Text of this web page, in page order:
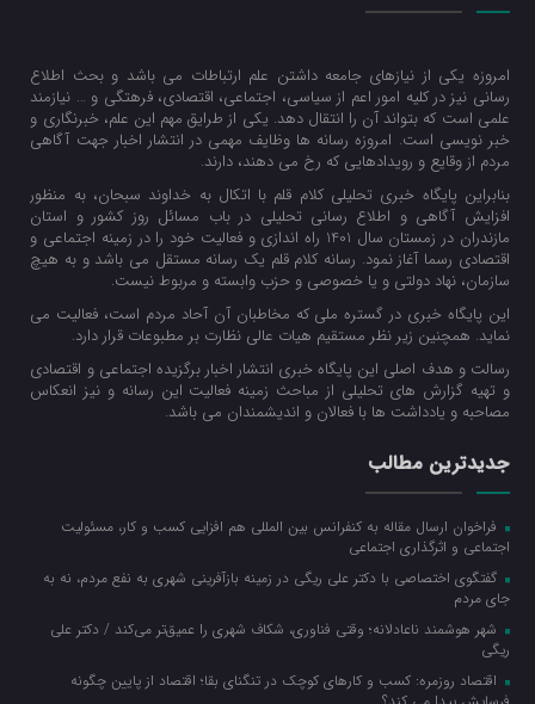
امروزه یکی از نیازهای جامعه داشتن علم ارتباطات می باشد و بحث اطلاع
رسانی نیز در کلیه امور اعم از سیاسی، اجتماعی، اقتصادی، فرهتگی و … نیازمند
علمی است که بتواند آن را انتقال دهد. یکی از طرایق مهم این علم، خبرنگاری و
خبر نویسی است. امروزه رسانه ها وظایف مهمی در انتشار اخبار جهت آگاهی
مردم از وقایع و رویدادهایی که رخ می دهند، دارند.
بنابراین پایگاه خبری تحلیلی کلام قلم با اتکال به خداوند سبحان، به منظور
افزایش آگاهی و اطلاع رسانی تحلیلی در باب مسائل روز کشور و استان
مازندران در زمستان سال 1401 راه اندازی و فعالیت خود را در زمینه اجتماعی و
اقتصادی رسما آغاز نمود. رسانه کلام قلم یک رسانه مستقل می باشد و به هیچ
سازمان، نهاد دولتی و یا خصوصی و حزب وابسته و مربوط نیست.
این پایگاه خبری در گستره ملی که مخاطبان آن آحاد مردم است، فعالیت می
نماید. همچنین زیر نظر مستقیم هیات عالی نظارت بر مطبوعات قرار دارد.
رسالت و هدف اصلی این پایگاه خبری انتشار اخبار برگزیده اجتماعی و اقتصادی
و تهیه گزارش های تحلیلی از مباحث زمینه فعالیت این رسانه و نیز انعکاس
مصاحبه و یادداشت ها با فعالان و اندیشمندان می باشد.
جدیدترین مطالب
فراخوان ارسال مقاله به کنفرانس بین المللی هم افزایی کسب و کار، مسئولیت
اجتماعی و اثرگذاری اجتماعی
گفتگوی اختصاصی با دکتر علی ریگی در زمینه بازآفرینی شهری به نفع مردم، نه به
جای مردم
شهر هوشمند ناعادلانه؛ وقتی فناوری، شکاف شهری را عمیق‌تر می‌کند / دکتر علی
ریگی
اقتصاد روزمره: کسب‌ و کارهای کوچک در تنگنای بقا؛ اقتصاد از پایین چگونه